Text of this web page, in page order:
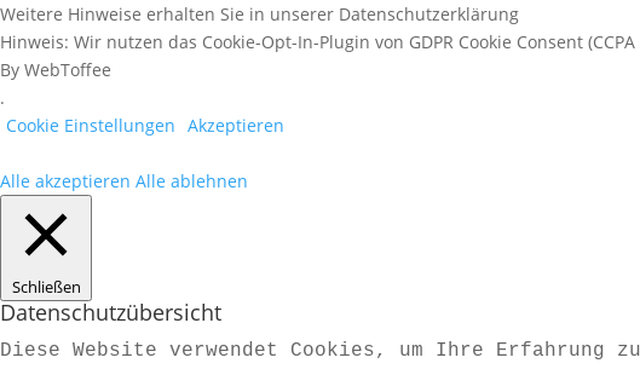
Weitere Hinweise erhalten Sie in unserer Datenschutzerklärung
Hinweis: Wir nutzen das Cookie-Opt-In-Plugin von GDPR Cookie Consent (CCPA
By WebToffee
.
Cookie Einstellungen Akzeptieren
Alle akzeptieren Alle ablehnen
Schließen
Datenschutzübersicht
Diese Website verwendet Cookies, um Ihre Erfahrung